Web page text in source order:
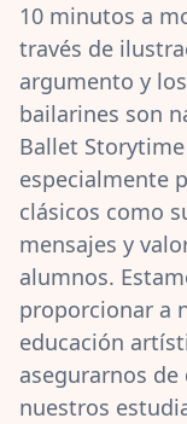
10 minutos a
través de
argumento y
bailarines son
Ballet
especialmente
clásicos como
mensajes y
alumnos.
proporcionar a
educación
asegurarnos
nuestros